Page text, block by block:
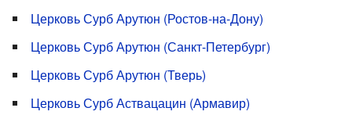
Церковь Сурб Арутюн (Ростов-на-Дону)
Церковь Сурб Арутюн (Санкт-Петербург)
Церковь Сурб Арутюн (Тверь)
Церковь Сурб Аствацацин (Армавир)